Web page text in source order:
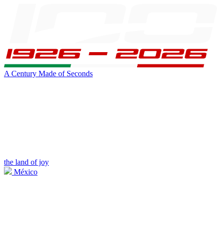
A Century Made of Seconds
the land of joy
México